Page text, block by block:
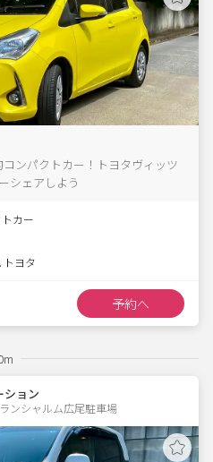
ンパクトカー！トヨタヴィッツ
シェアしよう
カー
トヨタ
予約へ
ション
ンシャルム広尾駐車場